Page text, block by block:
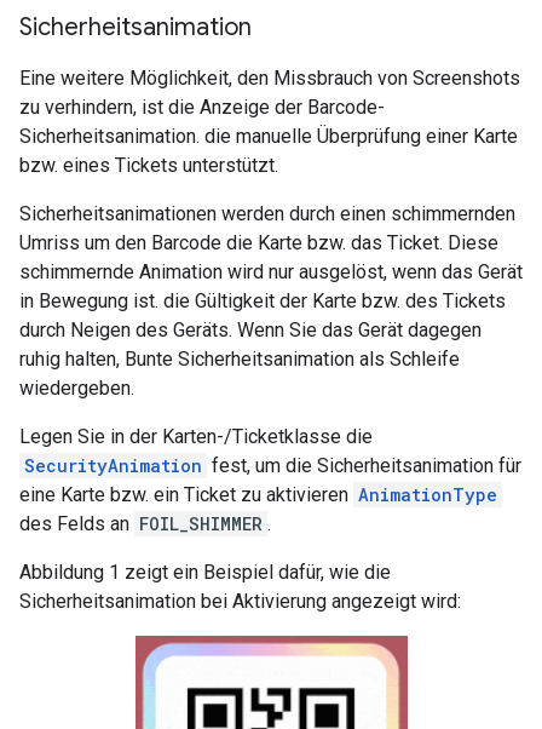
Sicherheitsanimation
Eine weitere Möglichkeit, den Missbrauch von Screenshots
zu verhindern, ist die Anzeige der Barcode-
Sicherheitsanimation. die manuelle Überprüfung einer Karte
bzw. eines Tickets unterstützt.
Sicherheitsanimationen werden durch einen schimmernden
Umriss um den Barcode die Karte bzw. das Ticket. Diese
schimmernde Animation wird nur ausgelöst, wenn das Gerät
in Bewegung ist. die Gültigkeit der Karte bzw. des Tickets
durch Neigen des Geräts. Wenn Sie das Gerät dagegen
ruhig halten, Bunte Sicherheitsanimation als Schleife
wiedergeben.
Legen Sie in der Karten-/Ticketklasse die
SecurityAnimation fest, um die Sicherheitsanimation für
eine Karte bzw. ein Ticket zu aktivieren AnimationType
des Felds an FOIL_SHIMMER .
Abbildung 1 zeigt ein Beispiel dafür, wie die
Sicherheitsanimation bei Aktivierung angezeigt wird: